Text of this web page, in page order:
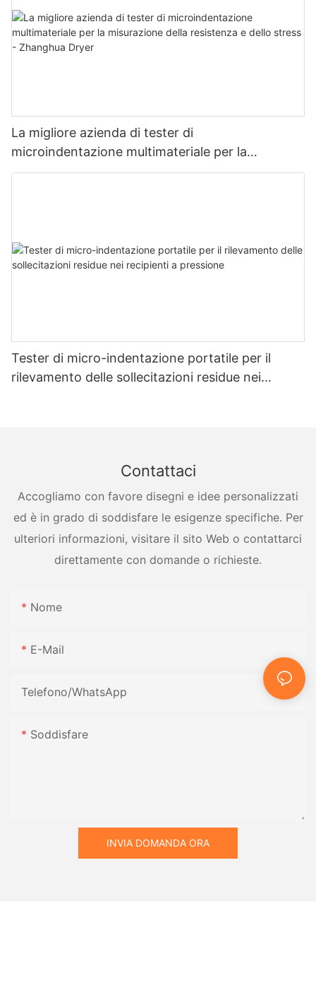
La migliore azienda di tester di
microindentazione multimateriale per la
misurazione della resistenza e dello stress -
Tester di micro-indentazione portatile per il
rilevamento delle sollecitazioni residue nei
Contattaci
Accogliamo con favore disegni e idee personalizzati
ed è in grado di soddisfare le esigenze specifiche. Per
ulteriori informazioni, visitare il sito Web o contattarci
direttamente con domande o richieste.
Nome
E-Mail
Telefono/WhatsApp
Soddisfare
INVIA DOMANDA ORA